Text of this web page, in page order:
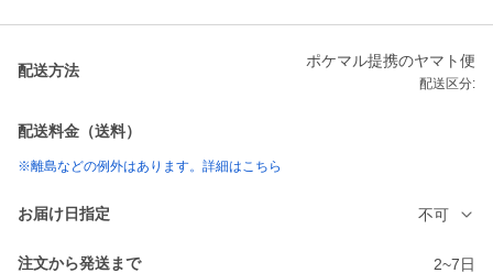
配送方法
ポケマル提携のヤマト便
配送区分:
配送料金（送料）
※離島などの例外はあります。詳細はこちら
お届け日指定 不可
注文から発送まで 2~7日